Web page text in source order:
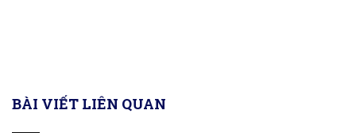
BÀI VIẾT LIÊN QUAN